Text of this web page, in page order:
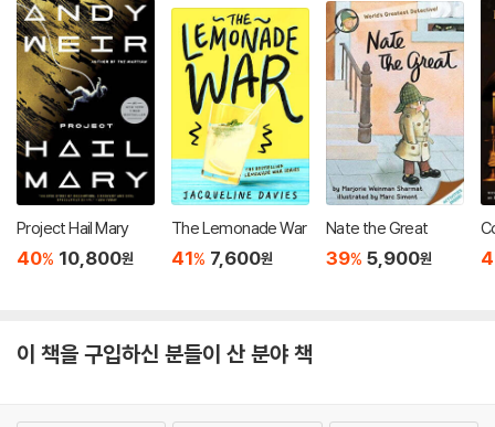
Project Hail Mary
40% 10,800원
The Lemonade War
41% 7,600원
Nate the Great
39% 5,900원
이 책을 구입하신 분들이 산 분야 책